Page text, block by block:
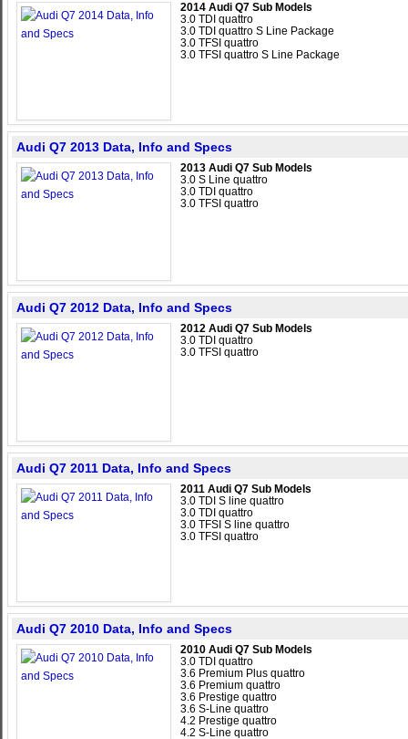
2014 Audi Q7 Sub Models
3.0 TDI quattro
3.0 TDI quattro S Line Package
3.0 TFSI quattro
3.0 TFSI quattro S Line Package
Audi Q7 2013 Data, Info and Specs
2013 Audi Q7 Sub Models
3.0 S Line quattro
3.0 TDI quattro
3.0 TFSI quattro
Audi Q7 2012 Data, Info and Specs
2012 Audi Q7 Sub Models
3.0 TDI quattro
3.0 TFSI quattro
Audi Q7 2011 Data, Info and Specs
2011 Audi Q7 Sub Models
3.0 TDI S line quattro
3.0 TDI quattro
3.0 TFSI S line quattro
3.0 TFSI quattro
Audi Q7 2010 Data, Info and Specs
2010 Audi Q7 Sub Models
3.0 TDI quattro
3.6 Premium Plus quattro
3.6 Premium quattro
3.6 Prestige quattro
3.6 S-Line quattro
4.2 Prestige quattro
4.2 S-Line quattro